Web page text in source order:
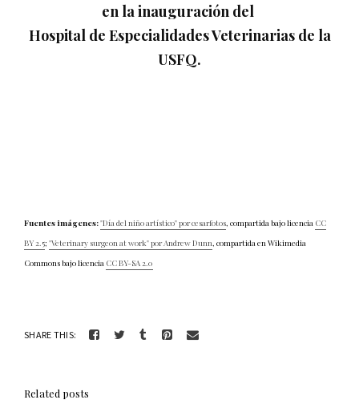
en la inauguración del
Hospital de Especialidades Veterinarias de la
USFQ.
Fuentes imágenes:"Día del niño artístico" porcesarfotos, compartida bajo licencia CC
BY 2.5; "Veterinary surgeon at work" por Andrew Dunn, compartida en Wikimedia
Commons bajo licencia CC BY-SA 2.0
SHARE THIS:
Related posts